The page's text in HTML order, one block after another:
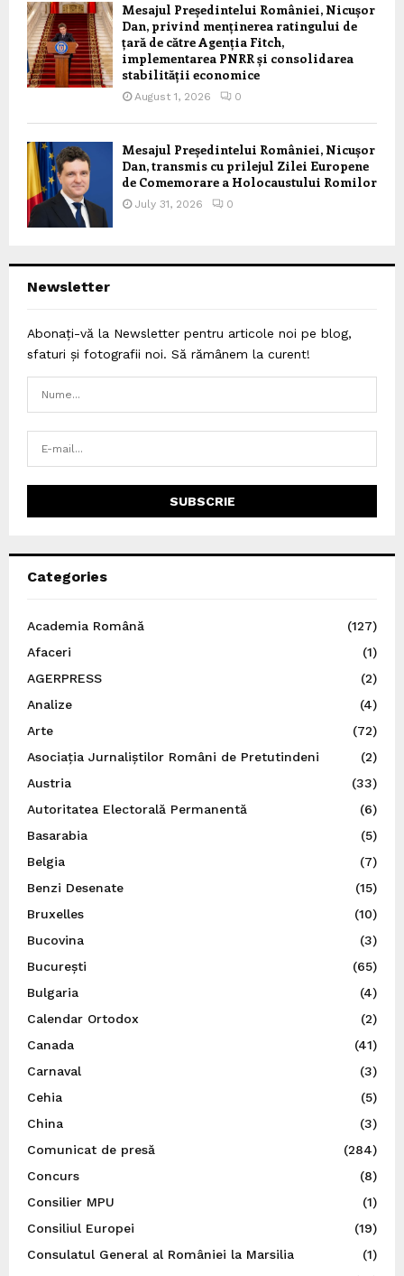
Mesajul Președintelui României, Nicușor
Dan, privind menținerea ratingului de
țară de către Agenția Fitch,
implementarea PNRR și consolidarea
stabilității economice
August 1, 2026 0
Mesajul Președintelui României, Nicușor
Dan, transmis cu prilejul Zilei Europene
de Comemorare a Holocaustului Romilor
July 31, 2026 0
Newsletter
Abonați-vă la Newsletter pentru articole noi pe blog,
sfaturi și fotografii noi. Să rămânem la curent!
Categories
Academia Română
(127)
Afaceri
(1)
AGERPRESS
(2)
Analize
(4)
Arte
(72)
Asociația Jurnaliștilor Români de Pretutindeni
(2)
Austria
(33)
Autoritatea Electorală Permanentă
(6)
Basarabia
(5)
Belgia
(7)
Benzi Desenate
(15)
Bruxelles
(10)
Bucovina
(3)
București
(65)
Bulgaria
(4)
Calendar Ortodox
(2)
Canada
(41)
Carnaval
(3)
Cehia
(5)
China
(3)
Comunicat de presă
(284)
Concurs
(8)
Consilier MPU
(1)
Consiliul Europei
(19)
Consulatul General al României la Marsilia
(1)